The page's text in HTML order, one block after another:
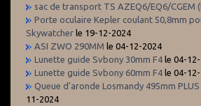
sac de transport TS AZEQ6/EQ6/CGEM
Porte oculaire Kepler coulant 50,8mm
Skywatcher le 19-12-2024
ASI ZWO 290MM le 04-12-2024
Lunette guide Svbony 30mm F4 le 04-
Lunette guide Svbony 60mm F4 le 04-
Queue d'aronde Losmandy 495mm PLUS
11-2024